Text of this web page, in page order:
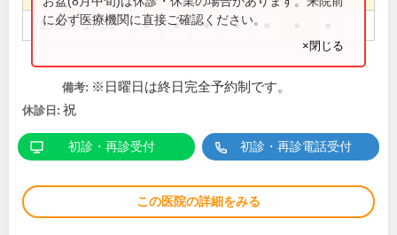
15:30～17:30 ● ● ● ●
に必ず医療機関に直接ご確認ください。
×閉じる
備考: ※日曜日は終日完全予約制です。
休診日: 祝
初診・再診受付 初診・再診電話受付
この医院の詳細をみる